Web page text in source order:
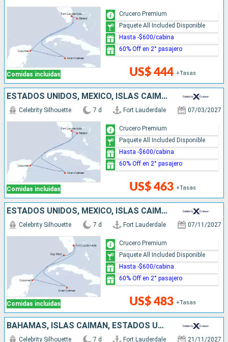
Comidas incluidas US$ 444 +Tasas
Crucero Premium
Paquete All Included Disponible
Hasta -$600/cabina
60% Off en 2° pasajero
ESTADOS UNIDOS, MÉXICO, ISLAS CAIMÁN, BAHAMAS
Comidas incluidas
Celebrity Silhouette 7 d Fort Lauderdale 07/03/2027
US$ 463 +Tasas
Crucero Premium
Paquete All Included Disponible
Hasta -$600/cabina
60% Off en 2° pasajero
ESTADOS UNIDOS, MÉXICO, ISLAS CAIMÁN
Comidas incluidas
Celebrity Silhouette 7 d Fort Lauderdale 07/11/2027
US$ 483 +Tasas
Crucero Premium
Paquete All Included Disponible
Hasta -$600/cabina
60% Off en 2° pasajero
BAHAMAS, ISLAS CAIMÁN, ESTADOS UNIDOS
Celebrity Silhouette 7 d Fort Lauderdale 21/11/2027